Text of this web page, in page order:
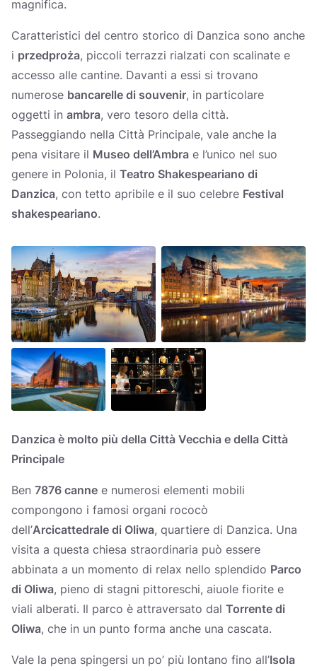
magnifica.
Caratteristici del centro storico di Danzica sono anche
i przedproża, piccoli terrazzi rialzati con scalinate e
accesso alle cantine. Davanti a essi si trovano
numerose bancarelle di souvenir, in particolare
oggetti in ambra, vero tesoro della città.
Passeggiando nella Città Principale, vale anche la
pena visitare il Museo dell’Ambra e l’unico nel suo
genere in Polonia, il Teatro Shakespeariano di
Danzica, con tetto apribile e il suo celebre Festival
shakespeariano.
Danzica è molto più della Città Vecchia e della Città
Principale
Ben 7876 canne e numerosi elementi mobili
compongono i famosi organi rococò
dell’Arcicattedrale di Oliwa, quartiere di Danzica. Una
visita a questa chiesa straordinaria può essere
abbinata a un momento di relax nello splendido Parco
di Oliwa, pieno di stagni pittoreschi, aiuole fiorite e
viali alberati. Il parco è attraversato dal Torrente di
Oliwa, che in un punto forma anche una cascata.
Vale la pena spingersi un po’ più lontano fino all’Isola